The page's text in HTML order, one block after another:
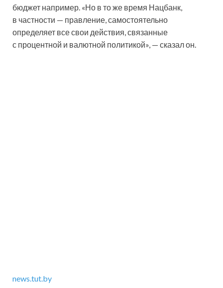
бюджет например. «Но в то же время Нацбанк,
в частности — правление, самостоятельно
определяет все свои действия, связанные
с процентной и валютной политикой», — сказал он.
news.tut.by